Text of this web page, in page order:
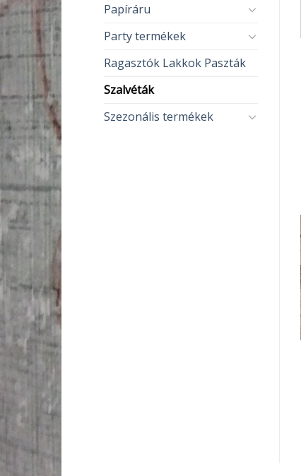
Papíráru
Party termékek
Ragasztók Lakkok Paszták
Szalvéták
Szezonális termékek
KARÁCSONYI DEKORÁCIÓ
Szalvéta karácsonyi
KOSÁRBA TESZEM